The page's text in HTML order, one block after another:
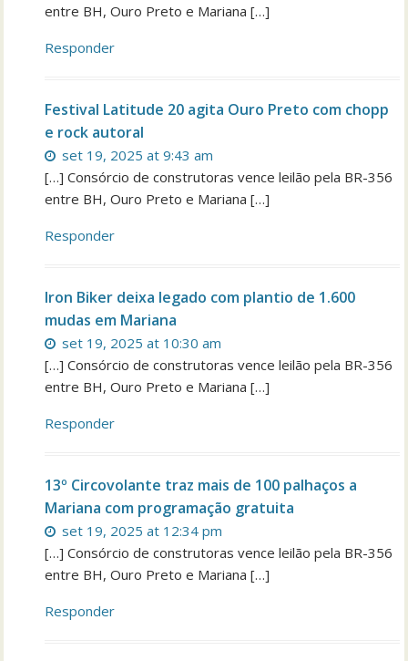
entre BH, Ouro Preto e Mariana […]
Responder
Festival Latitude 20 agita Ouro Preto com chopp
e rock autoral
set 19, 2025 at 9:43 am
[…] Consórcio de construtoras vence leilão pela BR-356
entre BH, Ouro Preto e Mariana […]
Responder
Iron Biker deixa legado com plantio de 1.600
mudas em Mariana
set 19, 2025 at 10:30 am
[…] Consórcio de construtoras vence leilão pela BR-356
entre BH, Ouro Preto e Mariana […]
Responder
13º Circovolante traz mais de 100 palhaços a
Mariana com programação gratuita
set 19, 2025 at 12:34 pm
[…] Consórcio de construtoras vence leilão pela BR-356
entre BH, Ouro Preto e Mariana […]
Responder